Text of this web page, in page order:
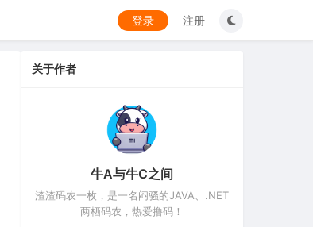
登录 注册
关于作者
牛A与牛C之间
渣渣码农一枚，是一名闷骚的JAVA、.NET
两栖码农，热爱撸码！